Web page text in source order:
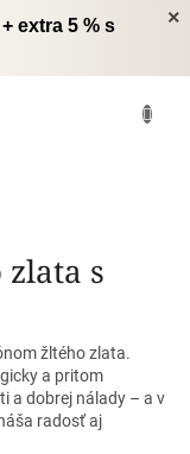
×
extra 5 % s
s
žltého zlata.
a pritom
a dobrej nálady – a v
radosť aj